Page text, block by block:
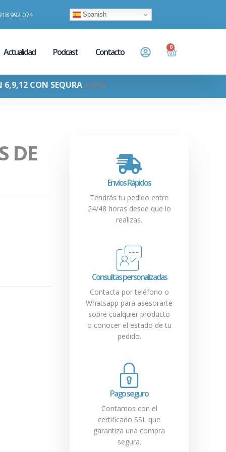
992 074 Spanish
Actualidad Podcast Contacto 0
6,9,12 CON SEQURA +info
DE
Envíos Rápidos
Tendrás tu pedido entre
24/48 horas desde que lo
realizas.
Consultas personalizadas
Contacta por teléfono o
Whatsapp para asesorarte
sobre cualquier producto
o conocer el estado de tu
pedido.
Pago seguro
Contamos con el
certificado SSL que
garantiza una compra
segura.